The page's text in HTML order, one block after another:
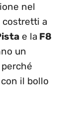
nel
costretti a
e la F8
un
il bollo